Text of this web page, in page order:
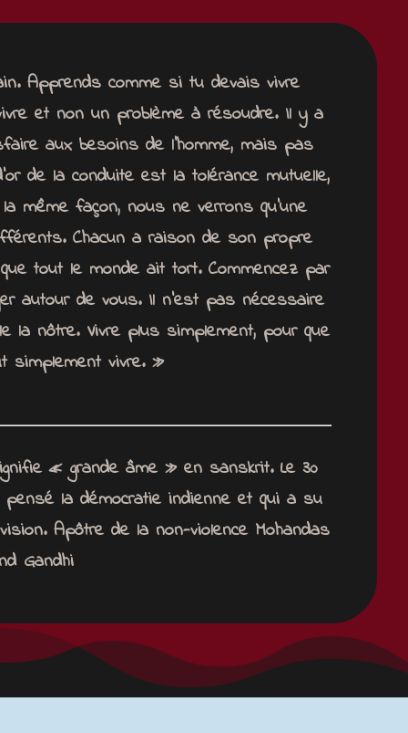
Apprends comme si tu devais vivre
et non un problème à résoudre. Il y a
auxbesoins de l’homme, mais pas
de la conduite est la tolérance mutuelle,
même façon, nous ne verrons qu’une
Chacun a raison de son propre
tout le monde ait tort.Commencez par
autour de vous. Il n’est pas nécessaire
la nôtre. Vivre plus simplement, pour que
simplement vivre. »
« grande âme » en sanskrit. Le 30
pensé la démocratie indienne etqui a su
Apôtre de la non-violence Mohandas
Gandhi